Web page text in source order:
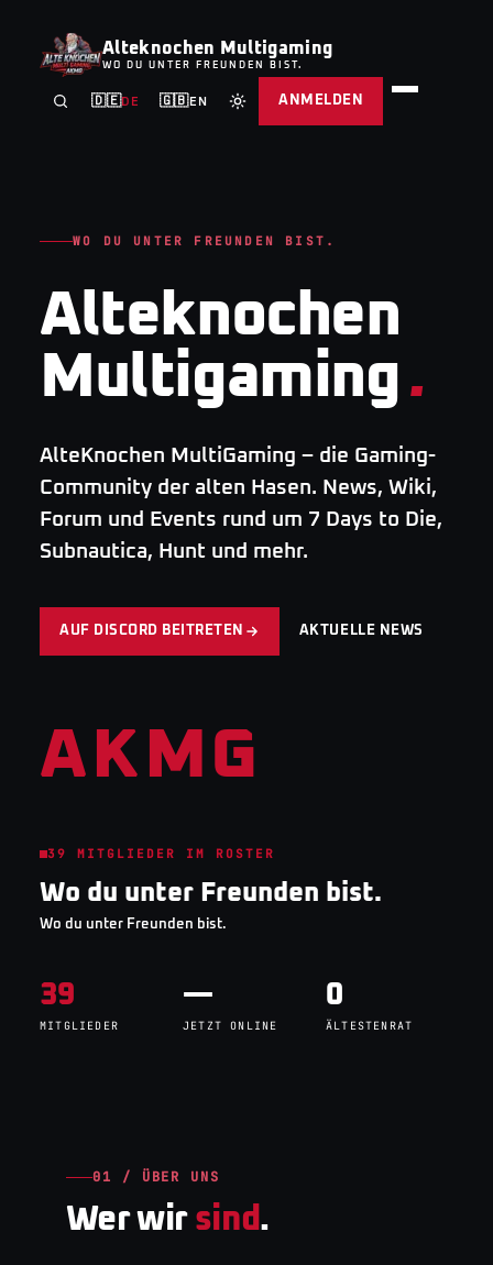
Alteknochen Multigaming
WO DU UNTER FREUNDEN BIST.
🇩🇪DE 🇬🇧EN ANMELDEN
WO DU UNTER FREUNDEN BIST.
Alteknochen
Multigaming.
AlteKnochen MultiGaming – die Gaming-
Community der alten Hasen. News, Wiki,
Forum und Events rund um 7 Days to Die,
Subnautica, Hunt und mehr.
AUF DISCORD BEITRETEN AKTUELLE NEWS
AKMG
39 MITGLIEDER IM ROSTER
Wo du unter Freunden bist.
Wo du unter Freunden bist.
39
MITGLIEDER
—
JETZT ONLINE
0
ÄLTESTENRAT
01 / ÜBER UNS
Wer wir sind.